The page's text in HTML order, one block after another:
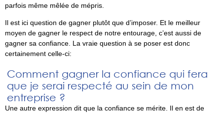
parfois même mêlée de mépris.
Il est ici question de gagner plutôt que d’imposer. Et le meilleur
moyen de gagner le respect de notre entourage, c’est aussi de
gagner sa confiance. La vraie question à se poser est donc
certainement celle-ci:
Comment gagner la confiance qui fera
que je serai respecté au sein de mon
entreprise ?
Une autre expression dit que la confiance se mérite. Il en est de